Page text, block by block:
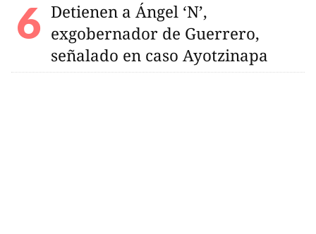
Detienen a Ángel ‘N’,
exgobernador de Guerrero,
señalado en caso Ayotzinapa